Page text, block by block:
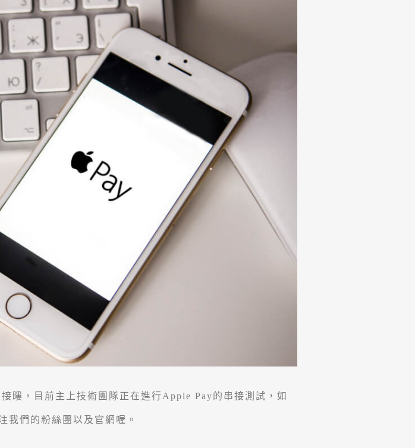
瞜，目前主上技術團隊正在進行Apple Pay的串接測試，如
我們的粉絲團以及官網喔。